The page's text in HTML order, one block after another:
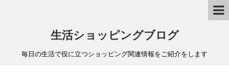
生活ショッピングブログ
毎日の生活で役に立つショッピング関連情報をご紹介をします